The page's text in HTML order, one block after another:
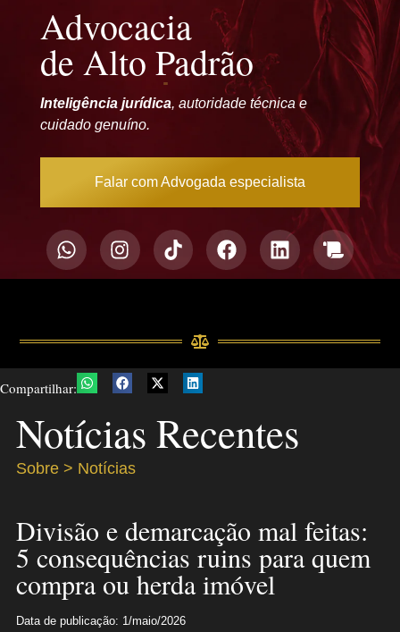
Advocacia
de Alto Padrão
Inteligência jurídica, autoridade técnica e
cuidado genuíno.
Falar com Advogada especialista
Compartilhar:
Notícias Recentes
Sobre > Notícias
Divisão e demarcação mal feitas:
5 consequências ruins para quem
compra ou herda imóvel
Data de publicação: 1/maio/2026